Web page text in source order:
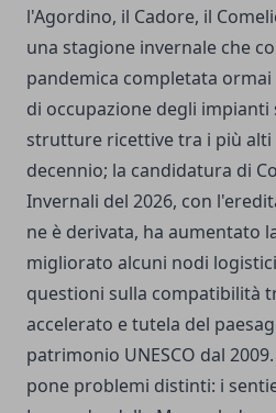
l'Agordino, il Cadore, il
una stagione invernale che
pandemica completata
di occupazione degli impianti
strutture ricettive tra i più
decennio; la candidatura di
Invernali del 2026, con
ne è derivata, ha aumentato
migliorato alcuni nodi
questioni sulla compatibilità
accelerato e tutela del
patrimonio UNESCO dal
pone problemi distinti: i